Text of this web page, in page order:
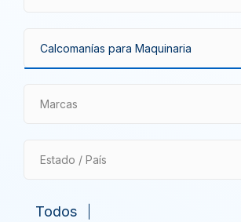
Marcas
Estado / País
Todos